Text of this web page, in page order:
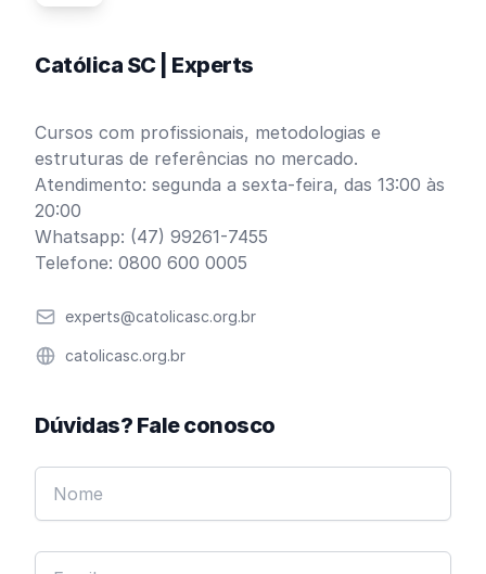
Católica SC | Experts
Cursos com profissionais, metodologias e
estruturas de referências no mercado.
Atendimento: segunda a sexta-feira, das 13:00 às
20:00
Whatsapp: (47) 99261-7455
Telefone: 0800 600 0005
Emailexperts@catolicasc.org.br
Websitecatolicasc.org.br
Dúvidas? Fale conosco